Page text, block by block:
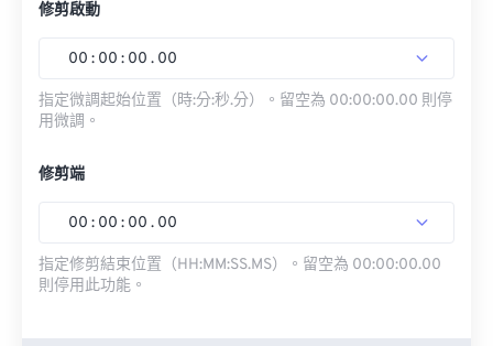
修剪啟動
00 : 00 : 00 . 00
指定微調起始位置（時:分:秒.分）。留空為 00:00:00.00 則停
用微調。
修剪端
00 : 00 : 00 . 00
指定修剪結束位置（HH:MM:SS.MS）。留空為 00:00:00.00
則停用此功能。